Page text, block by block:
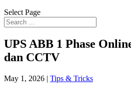
Select Page
UPS ABB 1 Phase
dan CCTV
May 1, 2026 | Tips & Tricks